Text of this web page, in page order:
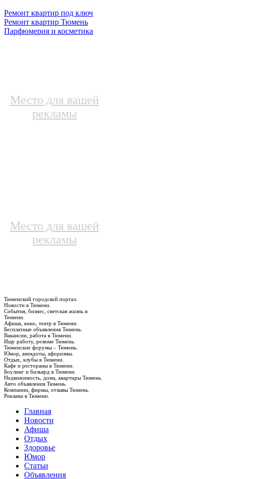
Ремонт квартир под ключ
Ремонт квартир Тюмень
Парфюмерия и косметика
Место для вашей
рекламы
Место для вашей
рекламы
Тюменский городской портал.
Новости в Тюмени.
События, бизнес, светская жизнь в
Тюмени.
Афиша, кино, театр в Тюмени.
Бесплатные объявления Тюмень.
Вакансии, работа в Тюмени.
Ищу работу, резюме Тюмень.
Тюменские форумы – Тюмень.
Юмор, анекдоты, афоризмы.
Отдых, клубы в Тюмени.
Кафе и рестораны в Тюмени.
Боулинг и бильярд в Тюмени.
Недвижимость, дома, квартиры Тюмень.
Авто объявления Тюмень.
Компании, фирмы, отзывы Тюмень.
Реклама в Тюмени.
Главная
Новости
Афиша
Отдых
Здоровье
Юмор
Статьи
Объявления